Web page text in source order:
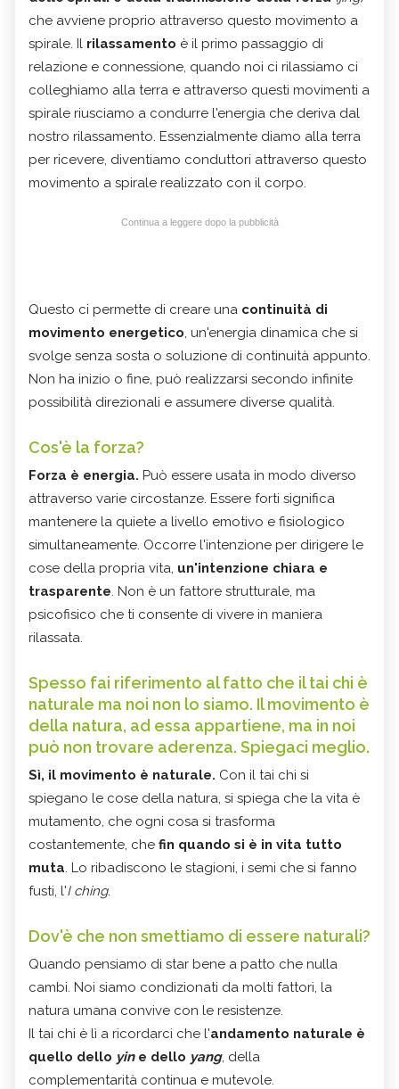
che avviene proprio attraverso questo movimento a
spirale. Il rilassamento è il primo passaggio di
relazione e connessione, quando noi ci rilassiamo ci
colleghiamo alla terra e attraverso questi movimenti a
spirale riusciamo a condurre l'energia che deriva dal
nostro rilassamento. Essenzialmente diamo alla terra
per ricevere, diventiamo conduttori attraverso questo
movimento a spirale realizzato con il corpo.
Continua a leggere dopo la pubblicità
Questo ci permette di creare una continuità di
movimento energetico, un'energia dinamica che si
svolge senza sosta o soluzione di continuità appunto.
Non ha inizio o fine, può realizzarsi secondo infinite
possibilità direzionali e assumere diverse qualità.
Cos'è la forza?
Forza è energia. Può essere usata in modo diverso
attraverso varie circostanze. Essere forti significa
mantenere la quiete a livello emotivo e fisiologico
simultaneamente. Occorre l'intenzione per dirigere le
cose della propria vita, un'intenzione chiara e
trasparente. Non è un fattore strutturale, ma
psicofisico che ti consente di vivere in maniera
rilassata.
Spesso fai riferimento al fatto che il tai chi è
naturale ma noi non lo siamo. Il movimento è
della natura, ad essa appartiene, ma in noi
può non trovare aderenza. Spiegaci meglio.
Sì, il movimento è naturale. Con il tai chi si
spiegano le cose della natura, si spiega che la vita è
mutamento, che ogni cosa si trasforma
costantemente, che fin quando si è in vita tutto
muta. Lo ribadiscono le stagioni, i semi che si fanno
fusti, l'I ching.
Dov'è che non smettiamo di essere naturali?
Quando pensiamo di star bene a patto che nulla
cambi. Noi siamo condizionati da molti fattori, la
natura umana convive con le resistenze.
Il tai chi è lì a ricordarci che l'andamento naturale è
quello dello yine dello yang, della
complementarità continua e mutevole.